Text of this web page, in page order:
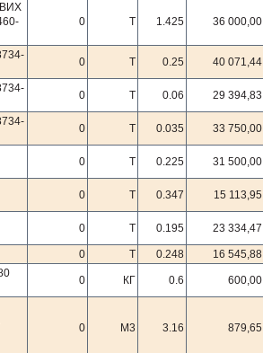
0 Т 1.425 36 000,00
0 Т 0.25 40 071,44
0 Т 0.06 29 394,83
0 Т 0.035 33 750,00
0 Т 0.225 31 500,00
0 Т 0.347 15 113,95
0 Т 0.195 23 334,47
0 Т 0.248 16 545,88
0 КГ 0.6 600,00
0 М3 3.16 879,65